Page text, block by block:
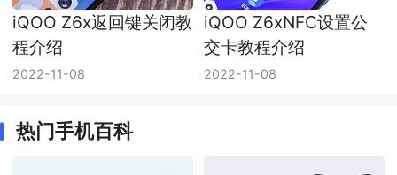
iQOO Z6x返回键关闭教
程介绍
2022-11-08
iQOO Z6xNFC设置公
交卡教程介绍
2022-11-08
热门手机百科